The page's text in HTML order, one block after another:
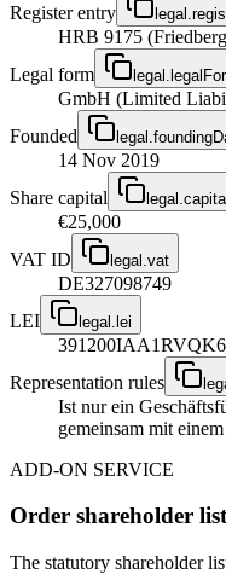
Register entry
HRB 9175
Legal form
GmbH (Limited
Founded
14 Nov 2019
Share capital
€25,000
VAT ID
legal.vat
DE327098749
LEI
legal.lei
Representation rules
Ist nur ein
gemeinsam mit
ADD-ON SERVICE
Order shareholder list
The statutory shareholder